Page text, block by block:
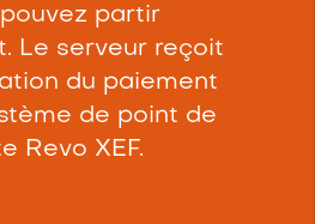
partir
Le serveur reçoit
du paiement
de point de
Revo XEF.